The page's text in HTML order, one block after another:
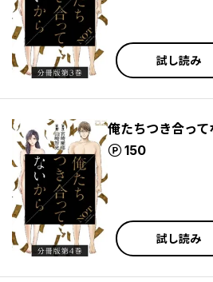
試し読み
俺たちつき合っ
150
ポイント
試し読み